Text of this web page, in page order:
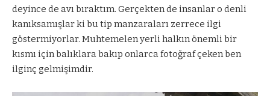
deyince de avı bıraktım. Gerçekten de insanlar o denli
kanıksamışlar ki bu tip manzaraları zerrece ilgi
göstermiyorlar. Muhtemelen yerli halkın önemli bir
kısmı için balıklara bakıp onlarca fotoğraf çeken ben
ilginç gelmişimdir.